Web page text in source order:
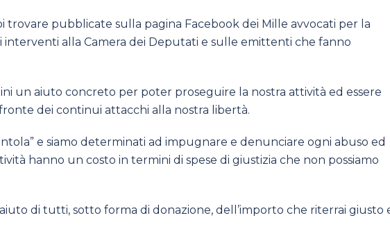
pubblicate sulla pagina Facebook dei Mille avvocati per la
alla Camera dei Deputati e sulle emittenti che fanno
un aiuto concreto per poter proseguire la nostra attività ed essere
dei continui attacchi alla nostra libertà.
e siamo determinati ad impugnare e denunciare ogni abuso ed
hanno un costo in termini di spese di giustizia che non possiamo
di tutti, sotto forma di donazione, dell’importo che riterrai giusto